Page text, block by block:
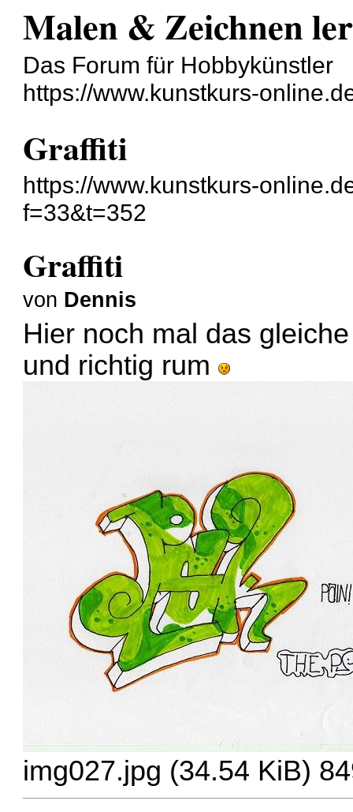
Malen & Zeichnen
Das Forum für Hobbykünstler
https://www.kunstkurs-
Graffiti
https://www.kunstkurs-
f=33&t=352
Graffiti
von Dennis
Hier noch mal das
und richtig rum
img027.jpg (34.54 KiB)